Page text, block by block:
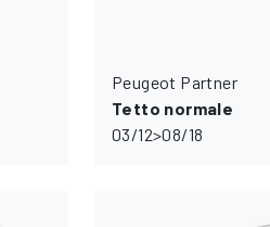
Peugeot Partner
Tetto normale
03/12>08/18